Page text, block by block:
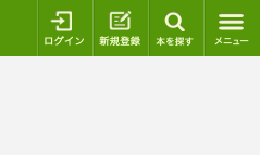
ログイン 新規登録